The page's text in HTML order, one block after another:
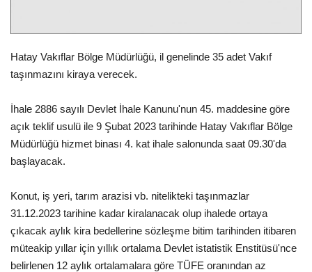
EĞİTİM
Resmiilan
Gaziantep..
Hatay Vakıflar Bölge Müdürlüğü, il genelinde 35 adet Vakıf
taşınmazını kiraya verecek.
İhale 2886 sayılı Devlet İhale Kanunu'nun 45. maddesine göre
açık teklif usulü ile 9 Şubat 2023 tarihinde Hatay Vakıflar Bölge
Müdürlüğü hizmet binası 4. kat ihale salonunda saat 09.30'da
başlayacak.
Konut, iş yeri, tarım arazisi vb. nitelikteki taşınmazlar
31.12.2023 tarihine kadar kiralanacak olup ihalede ortaya
çıkacak aylık kira bedellerine sözleşme bitim tarihinden itibaren
müteakip yıllar için yıllık ortalama Devlet istatistik Enstitüsü'nce
belirlenen 12 aylık ortalamalara göre TÜFE oranından az